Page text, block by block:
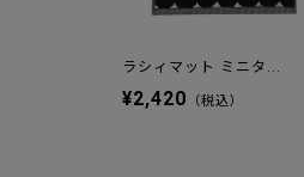
ラシィマット ミニタ...
¥2,420 （税込）